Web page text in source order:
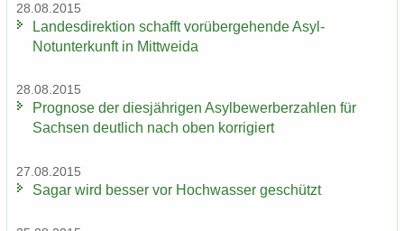
28.08.2015
Lan­des­di­rek­ti­on schafft vor­über­ge­hen­de Asyl-​
Notunterkunft in Mitt­wei­da
28.08.2015
Pro­gno­se der dies­jäh­ri­gen Asyl­be­wer­ber­zah­len für
Sach­sen deut­lich nach oben kor­ri­giert
27.08.2015
Sagar wird bes­ser vor Hoch­was­ser ge­schützt